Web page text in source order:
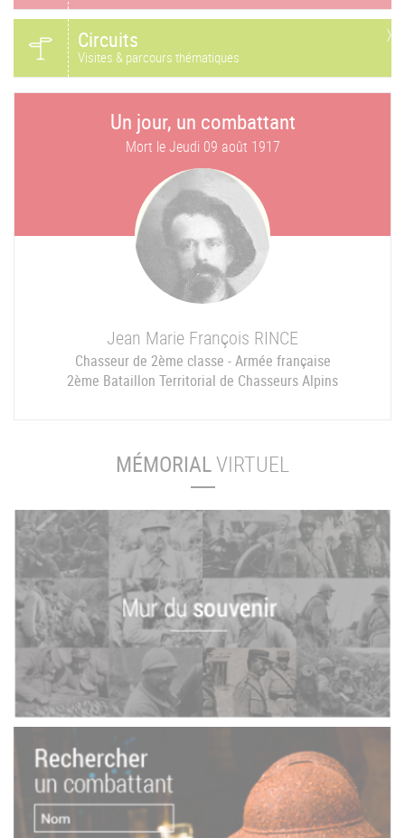
Circuits
Visites & parcours thématiques
Un jour, un combattant
Mort leJeudi 09 août 1917
Jean Marie François RINCE
Chasseur de 2ème classe - Armée française
2ème Bataillon Territorial de Chasseurs Alpins
MÉMORIALVIRTUEL